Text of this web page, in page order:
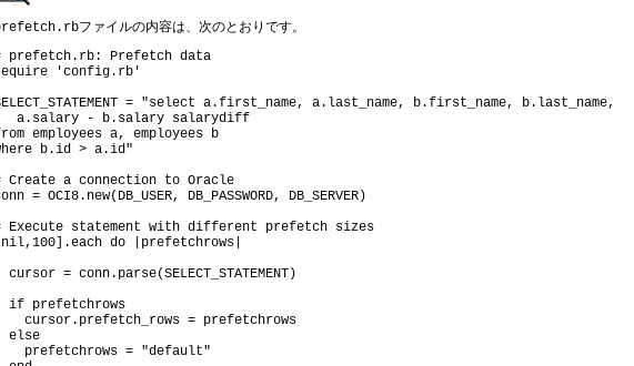
ファイルの内容は、次のとおりです。
prefetch.rb: Prefetch data
= "select a.first_name, a.last_name, b.first_name, b.last_name,
a.salary - b.salary salarydiff
employees a, employees b
Create a connection to Oracle
Execute statement with different prefetch sizes
if prefetchrows
cursor.prefetch_rows = prefetchrows
else
prefetchrows = "default"